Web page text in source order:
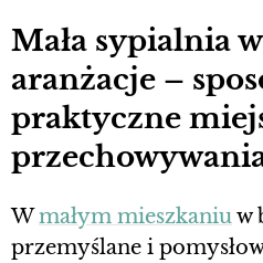
Mała sypialnia
aranżacje –
praktyczne
Wmałym mieszkaniuw
przemyślane i